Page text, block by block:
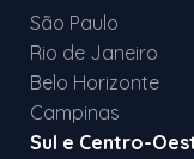
São Paulo
Rio de Janeiro
Belo Horizonte
Campinas
Sul e Centro-